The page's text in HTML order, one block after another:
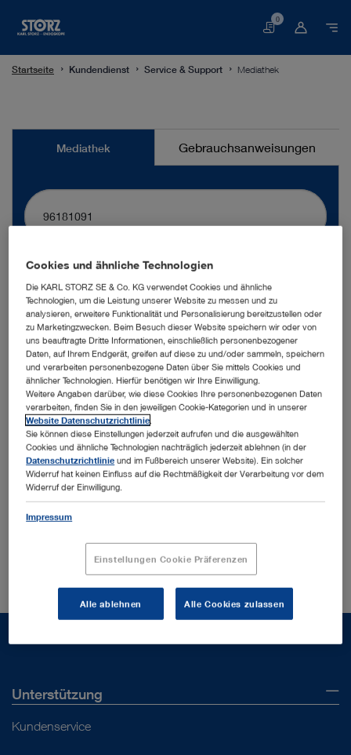
Warenkorb
0
Startseite Kundendienst Service & Support Mediathek
Mediathek
Mediathek Gebrauchsanweisungen
suchen
mehr Filter
Sortieren nach: Aktualität
Zu Ihrer Suchanfrage wurden keine Ergebnisse in dem
ausgewählten Bereich gefunden.
Meinten Sie:96186001
Unterstützung
Kundenservice
Cookies und ähnliche Technologien
Die KARL STORZ SE & Co. KG verwendet Cookies und ähnliche
Technologien, um die Leistung unserer Website zu messen und zu
analysieren, erweitere Funktionalität und Personalisierung bereitzustellen oder
zu Marketingzwecken. Beim Besuch dieser Website speichern wir oder von
uns beauftragte Dritte Informationen, einschließlich personenbezogener
Daten, auf Ihrem Endgerät, greifen auf diese zu und/oder sammeln, speichern
und verarbeiten personenbezogene Daten über Sie mittels Cookies und
ähnlicher Technologien. Hierfür benötigen wir Ihre Einwilligung.
Weitere Angaben darüber, wie diese Cookies Ihre personenbezogenen Daten
verarbeiten, finden Sie in den jeweiligen Cookie-Kategorien und in unserer
Website Datenschutzrichtlinie.
Sie können diese Einstellungen jederzeit aufrufen und die ausgewählten
Cookies und ähnliche Technologien nachträglich jederzeit ablehnen (in der
Datenschutzrichtlinie und im Fußbereich unserer Website). Ein solcher
Widerruf hat keinen Einfluss auf die Rechtmäßigkeit der Verarbeitung vor dem
Widerruf der Einwilligung.
Impressum
Einstellungen Cookie Präferenzen
Alle ablehnen Alle Cookies zulassen